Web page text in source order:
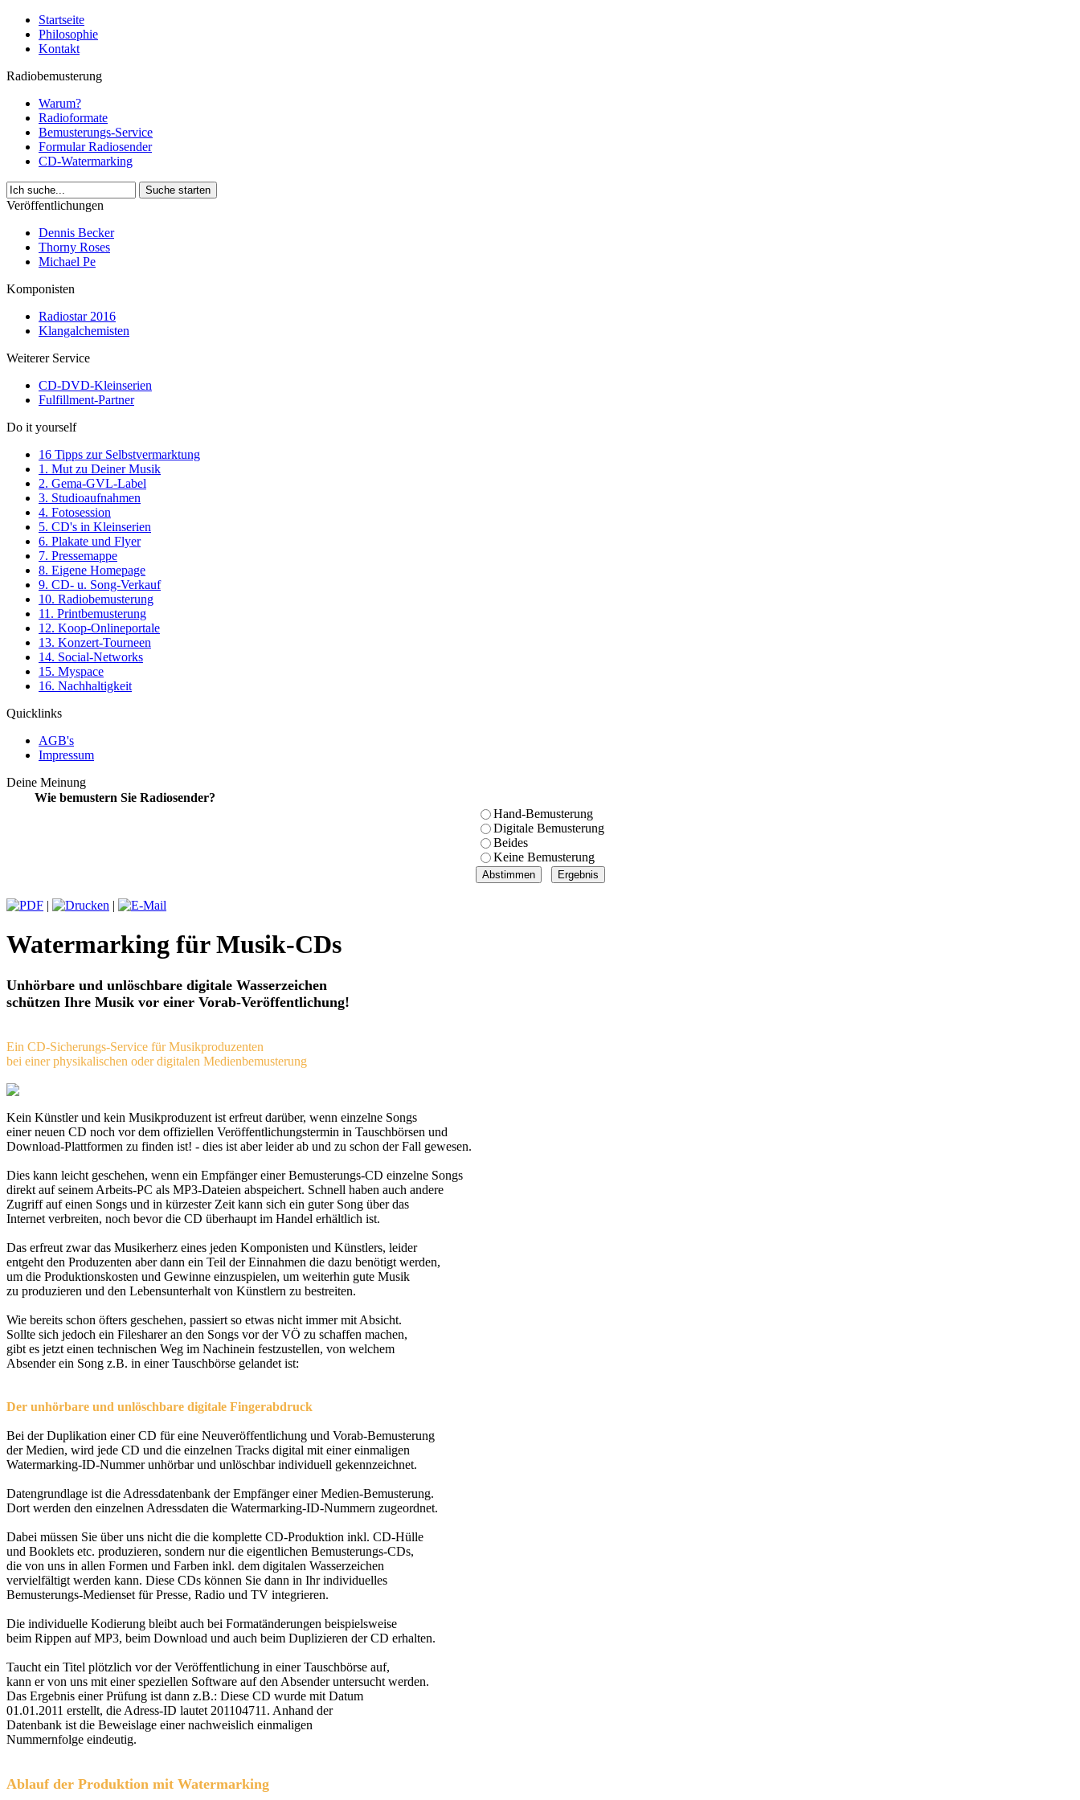
Startseite
Philosophie
Kontakt
Radiobemusterung
Warum?
Radioformate
Bemusterungs-Service
Formular Radiosender
CD-Watermarking
Veröffentlichungen
Dennis Becker
Thorny Roses
Michael Pe
Komponisten
Radiostar 2016
Klangalchemisten
Weiterer Service
CD-DVD-Kleinserien
Fulfillment-Partner
Do it yourself
16 Tipps zur Selbstvermarktung
1. Mut zu Deiner Musik
2. Gema-GVL-Label
3. Studioaufnahmen
4. Fotosession
5. CD's in Kleinserien
6. Plakate und Flyer
7. Pressemappe
8. Eigene Homepage
9. CD- u. Song-Verkauf
10. Radiobemusterung
11. Printbemusterung
12. Koop-Onlineportale
13. Konzert-Tourneen
14. Social-Networks
15. Myspace
16. Nachhaltigkeit
Quicklinks
AGB's
Impressum
Deine Meinung
Wie bemustern Sie Radiosender?
Hand-Bemusterung
Digitale Bemusterung
Beides
Keine Bemusterung
| |
Watermarking für Musik-CDs
Unhörbare und unlöschbare digitale Wasserzeichen
schützen Ihre Musik vor einer Vorab-Veröffentlichung!
Ein CD-Sicherungs-Service für Musikproduzenten
bei einer physikalischen oder digitalen Medienbemusterung
Kein Künstler und kein Musikproduzent ist erfreut darüber, wenn einzelne Songs
einer neuen CD noch vor dem offiziellen Veröffentlichungstermin in Tauschbörsen und
Download-Plattformen zu finden ist! - dies ist aber leider ab und zu schon der Fall gewesen.
Dies kann leicht geschehen, wenn ein Empfänger einer Bemusterungs-CD einzelne Songs
direkt auf seinem Arbeits-PC als MP3-Dateien abspeichert. Schnell haben auch andere
Zugriff auf einen Songs und in kürzester Zeit kann sich ein guter Song über das
Internet verbreiten, noch bevor die CD überhaupt im Handel erhältlich ist.
Das erfreut zwar das Musikerherz eines jeden Komponisten und Künstlers, leider
entgeht den Produzenten aber dann ein Teil der Einnahmen die dazu benötigt werden,
um die Produktionskosten und Gewinne einzuspielen, um weiterhin gute Musik
zu produzieren und den Lebensunterhalt von Künstlern zu bestreiten.
Wie bereits schon öfters geschehen, passiert so etwas nicht immer mit Absicht.
Sollte sich jedoch ein Filesharer an den Songs vor der VÖ zu schaffen machen,
gibt es jetzt einen technischen Weg im Nachinein festzustellen, von welchem
Absender ein Song z.B. in einer Tauschbörse gelandet ist:
Der unhörbare und unlöschbare digitale Fingerabdruck
Bei der Duplikation einer CD für eine Neuveröffentlichung und Vorab-Bemusterung
der Medien, wird jede CD und die einzelnen Tracks digital mit einer einmaligen
Watermarking-ID-Nummer unhörbar und unlöschbar individuell gekennzeichnet.
Datengrundlage ist die Adressdatenbank der Empfänger einer Medien-Bemusterung.
Dort werden den einzelnen Adressdaten die Watermarking-ID-Nummern zugeordnet.
Dabei müssen Sie über uns nicht die die komplette CD-Produktion inkl. CD-Hülle
und Booklets etc. produzieren, sondern nur die eigentlichen Bemusterungs-CDs,
die von uns in allen Formen und Farben inkl. dem digitalen Wasserzeichen
vervielfältigt werden kann. Diese CDs können Sie dann in Ihr individuelles
Bemusterungs-Medienset für Presse, Radio und TV integrieren.
Die individuelle Kodierung bleibt auch bei Formatänderungen beispielsweise
beim Rippen auf MP3, beim Download und auch beim Duplizieren der CD erhalten.
Taucht ein Titel plötzlich vor der Veröffentlichung in einer Tauschbörse auf,
kann er von uns mit einer speziellen Software auf den Absender untersucht werden.
Das Ergebnis einer Prüfung ist dann z.B.: Diese CD wurde mit Datum
01.01.2011 erstellt, die Adress-ID lautet 201104711. Anhand der
Datenbank ist die Beweislage einer nachweislich einmaligen
Nummernfolge eindeutig.
Ablauf der Produktion mit Watermarking